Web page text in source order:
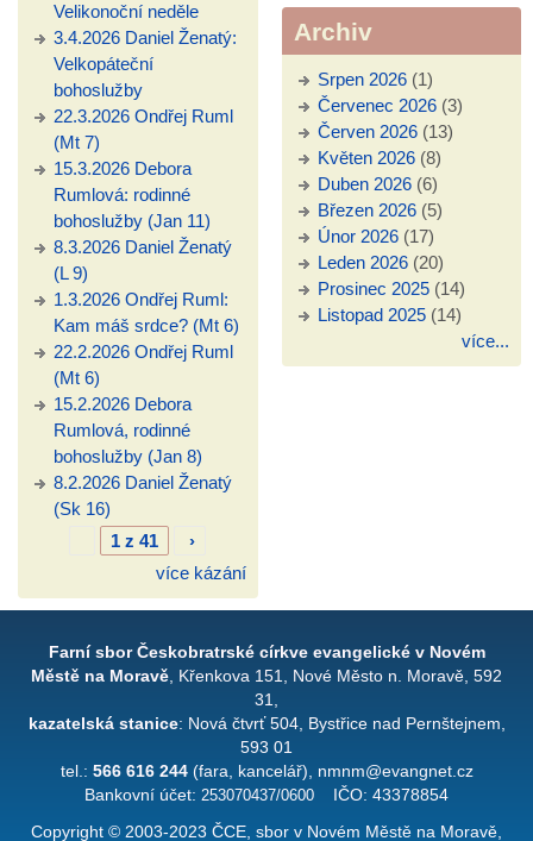
Velikonoční neděle
3.4.2026 Daniel Ženatý:
Velkopáteční
bohoslužby
22.3.2026 Ondřej Ruml
(Mt 7)
15.3.2026 Debora
Rumlová: rodinné
bohoslužby (Jan 11)
8.3.2026 Daniel Ženatý
(L 9)
1.3.2026 Ondřej Ruml:
Kam máš srdce? (Mt 6)
22.2.2026 Ondřej Ruml
(Mt 6)
15.2.2026 Debora
Rumlová, rodinné
bohoslužby (Jan 8)
8.2.2026 Daniel Ženatý
(Sk 16)
1 z 41
›
více kázání
Archiv
Srpen 2026(1)
Červenec 2026(3)
Červen 2026(13)
Květen 2026(8)
Duben 2026(6)
Březen 2026(5)
Únor 2026(17)
Leden 2026(20)
Prosinec 2025(14)
Listopad 2025(14)
více...
Farní sbor Českobratrské církve evangelické v Novém
Městě na Moravě , Křenkova 151, Nové Město n. Moravě, 592
31,
kazatelská stanice: Nová čtvrť 504, Bystřice nad Pernštejnem,
593 01
tel.: 566 616 244(fara, kancelář), nmnm@evangnet.cz
Bankovní účet: 253070437/0600 IČO: 43378854
Copyright © 2003-2023 ČCE, sbor v Novém Městě na Moravě,